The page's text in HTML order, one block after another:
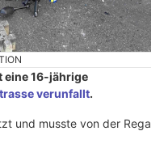
eine 16-jährige
verunfallt.
und musste von der Rega